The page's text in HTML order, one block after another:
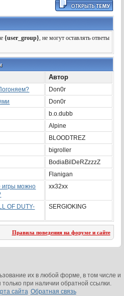
{user_group}, не могут оставлять ответы
Автор
Don0r
Don0r
b.o.dubb
Alpine
BLOODTREZ
bigroller
BodiaBilDeRZzzzZ
Flanigan
игры можно
xx32xx
OF DUTY-
SERGIOKING
Правила поведения на форуме и сайте
их в любой форме, в том числе и
при наличии обратной ссылки.
сайта Обратная связь